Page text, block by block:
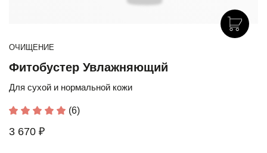
ОЧИЩЕНИЕ
Фитобустер Увлажняющий
Для сухой и нормальной кожи
(6)
3 670 ₽